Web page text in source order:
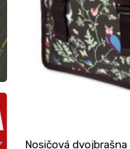
Nosičová dvojbrašna